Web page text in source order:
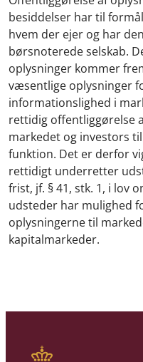
besiddelser har til
hvem der ejer og har
børsnoterede selskab.
oplysninger kommer
væsentlige oplysninger
informationslighed i
rettidig offentliggørelse
markedet og investors
funktion. Det er derfor
rettidigt underretter
frist, jf. § 41, stk. 1, i lov
udsteder har mulighed
oplysningerne til
kapitalmarkeder.